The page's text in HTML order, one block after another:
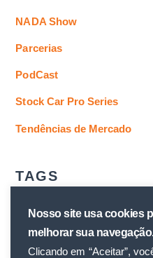
NADA Show
Parcerias
PodCast
Stock Car Pro Series
Tendências de Mercado
TAGS
Análise de dados Automóveis
Clientes Concessionárias
Estratégias digitais EUA GA4
Nosso site usa cookies
melhorar sua
Clicando em “Aceitar”,